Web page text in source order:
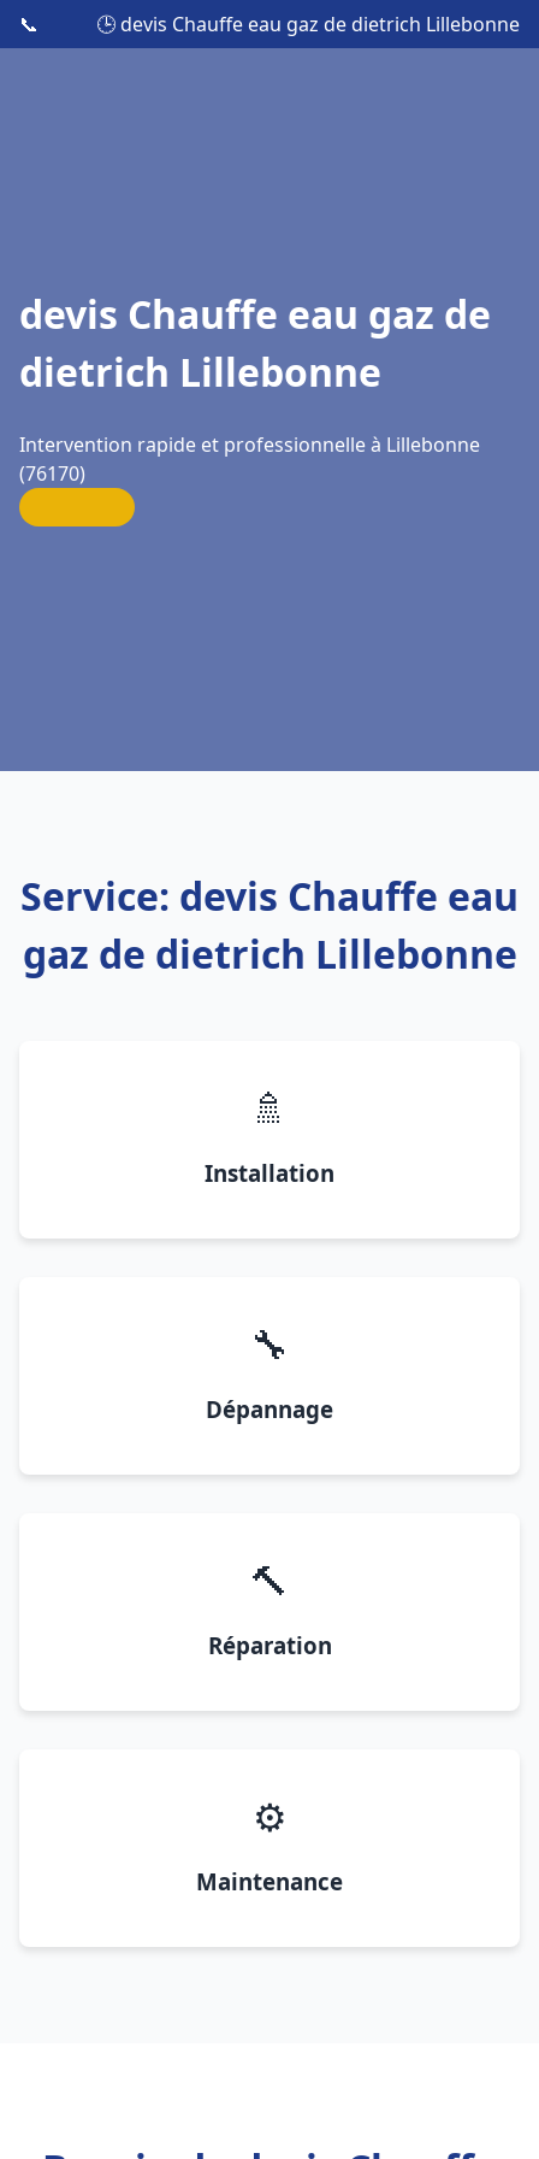
📞 🕒 devis Chauffe eau gaz de dietrich Lillebonne
devis Chauffe eau gaz de
dietrich Lillebonne
Intervention rapide et professionnelle à Lillebonne
(76170)
Service: devis Chauffe eau
gaz de dietrich Lillebonne
🚿
Installation
🔧
Dépannage
🔨
Réparation
⚙️
Maintenance